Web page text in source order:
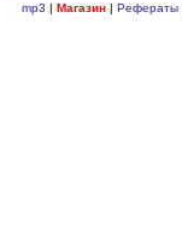
mp3 | Магазин| Рефераты